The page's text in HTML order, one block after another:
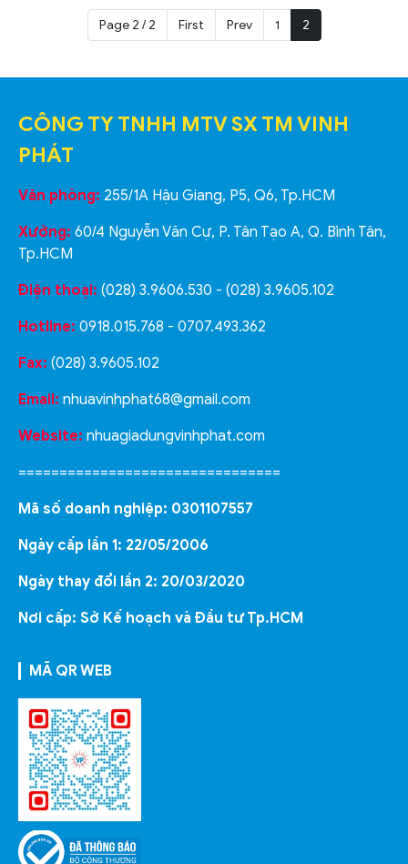
Page 2 / 2 First Prev 1 2
CÔNG TY TNHH MTV SX TM VINH
PHÁT
Văn phòng: 255/1A Hậu Giang, P5, Q6, Tp.HCM
Xưởng: 60/4 Nguyễn Văn Cự, P. Tân Tạo A, Q. Bình Tân,
Tp.HCM
Điện thoại: (028) 3.9606.530 - (028) 3.9605.102
Hotline: 0918.015.768 - 0707.493.362
Fax: (028) 3.9605.102
Email: nhuavinhphat68@gmail.com
Website: nhuagiadungvinhphat.com
================================
Mã số doanh nghiệp: 0301107557
Ngày cấp lần 1: 22/05/2006
Ngày thay đổi lần 2: 20/03/2020
Nơi cấp: Sở Kế hoạch và Đầu tư Tp.HCM
MÃ QR WEB